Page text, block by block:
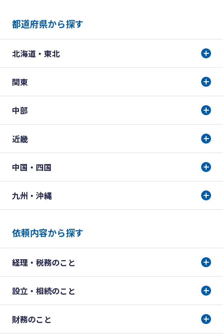
都道府県から探す
北海道・東北
関東
中部
近畿
中国・四国
九州・沖縄
依頼内容から探す
経理・税務のこと
設立・相続のこと
財務のこと